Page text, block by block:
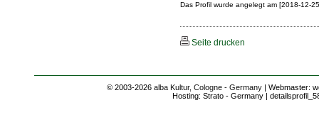
Das Profil wurde angelegt am [2018-12-
Seite drucken
© 2003-2026 alba Kultur, Cologne - Germany | Webmaster:
Hosting: Strato - Germany |